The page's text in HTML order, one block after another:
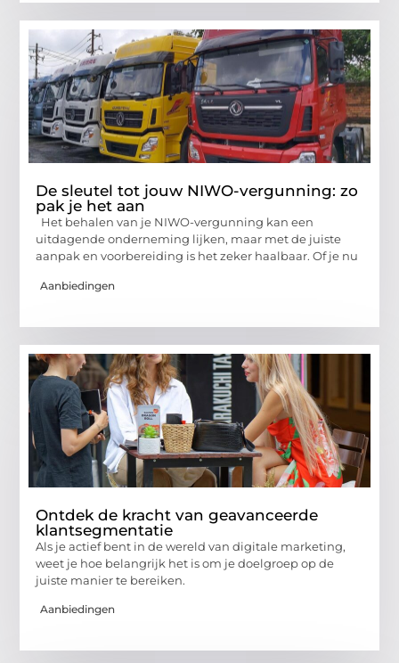
De sleutel tot jouw NIWO-vergunning: zo
pak je het aan
Het behalen van je NIWO-vergunning kan een
uitdagende onderneming lijken, maar met de juiste
aanpak en voorbereiding is het zeker haalbaar. Of je nu
Aanbiedingen
Ontdek de kracht van geavanceerde
klantsegmentatie
Als je actief bent in de wereld van digitale marketing,
weet je hoe belangrijk het is om je doelgroep op de
juiste manier te bereiken.
Aanbiedingen